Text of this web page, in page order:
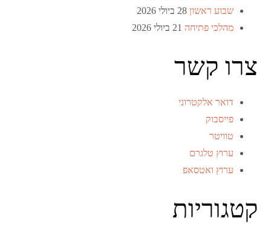
שבוע ראשון 28 ביולי 2026
מהלכי פתיחה 21 ביולי 2026
צרו קשר
דואר אלקטרוני
פייסבוק
טוויטר
ערוץ טלגרם
ערוץ ואטסאפ
קטגוריות